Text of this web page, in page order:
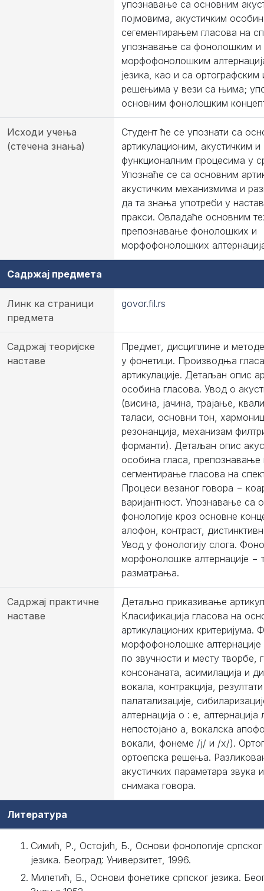
упознавање са основним
појмовима, акустичким
сегементирањем гласова на
упознавање са фонолошким и
морфофонолошким
језика, као и са
решењима у вези са њима;
основним фонолошким
Исходи учења
(стечена знања)
Студент ће се упознати са
артикулационим, акустичким и
функционалним процесима у
Упознаће се са основним
акустичким механизмима и
да та знања употреби у
пракси. Овладаће основним
препознавање фонолошких и
морфофонолошких
Садржај предмета
Линк ка страници
предмета
govor.fil.rs
Садржај теоријске
наставе
Предмет, дисциплине и
у фонетици. Производња
артикулације. Детаљан опис
особина гласова. Увод о
(висина, јачина, трајање,
таласи, основни тон,
резонанција, механизам
форманти). Детаљан опис
особина гласа, препознавање
сегментирање гласова на
Процеси везаног говора −
варијантност. Упознавање са
фонологије кроз основне
алофон, контраст,
Увод у фонологију слога.
морфонолошке алтернације −
разматрања.
Садржај практичне
наставе
Детаљно приказивање
Класификација гласова на
артикулационих критеријума.
морфофонолошке алтернације
по звучности и месту творбе,
консонаната, асимилација и
вокала, контракција, резултати
палатализације,
алтернација о : е, алтернација
непостојано а, вокалска
вокали, фонеме /ј/ и /х/).
ортоепска решења.
акустичких параметара звука
снимака говора.
Литература
Симић, Р., Остојић, Б., Основи фонологије
језика. Београд: Универзитет, 1996.
Милетић, Б., Основи фонетике српског језика.